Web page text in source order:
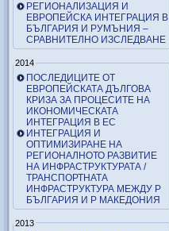
РЕГИОНАЛИЗАЦИЯ И
ЕВРОПЕЙСКА ИНТЕГРАЦИЯ В
БЪЛГАРИЯ И РУМЪНИЯ –
СРАВНИТЕЛНО ИЗСЛЕДВАНЕ
2014
ПОСЛЕДИЦИТЕ ОТ
ЕВРОПЕЙСКАТА ДЪЛГОВА
КРИЗА ЗА ПРОЦЕСИТЕ НА
ИКОНОМИЧЕСКАТА
ИНТЕГРАЦИЯ В ЕС
ИНТЕГРАЦИЯ И
ОПТИМИЗИРАНЕ НА
РЕГИОНАЛНОТО РАЗВИТИЕ
НА ИНФРАСТРУКТУРАТА /
ТРАНСПОРТНАТА
ИНФРАСТРУКТУРА МЕЖДУ Р
БЪЛГАРИЯ И Р МАКЕДОНИЯ
2013